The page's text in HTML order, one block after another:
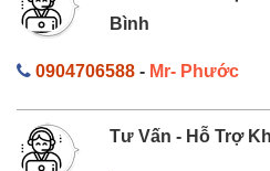
Bình
0904706588 - Mr- Phước
Tư Vấn - Hỗ Trợ